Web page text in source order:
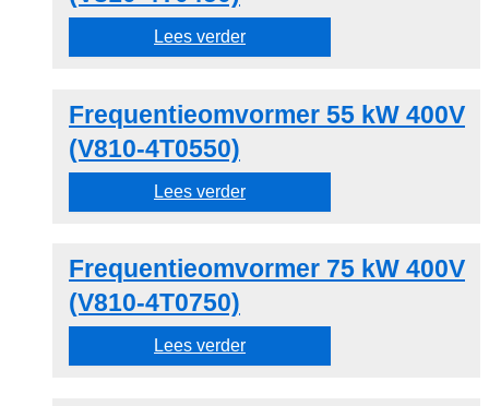
Lees verder
Frequentieomvormer 55 kW 400V
(V810-4T0550)
Lees verder
Frequentieomvormer 75 kW 400V
(V810-4T0750)
Lees verder